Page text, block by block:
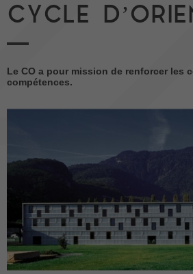
CYCLE
Le CO a pour mission de renforcer les
compétences.